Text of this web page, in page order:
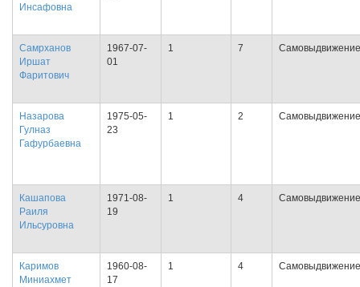
Инсафовна
Самрханов
Иршат
Фаритович
1967-07-
01
1 7 Самовыдвижение
Назарова
Гулназ
Гафурбаевна
1975-05-
23
1 2 Самовыдвижение
Кашапова
Раиля
Ильсуровна
1971-08-
19
1 4 Самовыдвижение
Каримов
Миниахмет
1960-08-
17
1 4 Самовыдвижение